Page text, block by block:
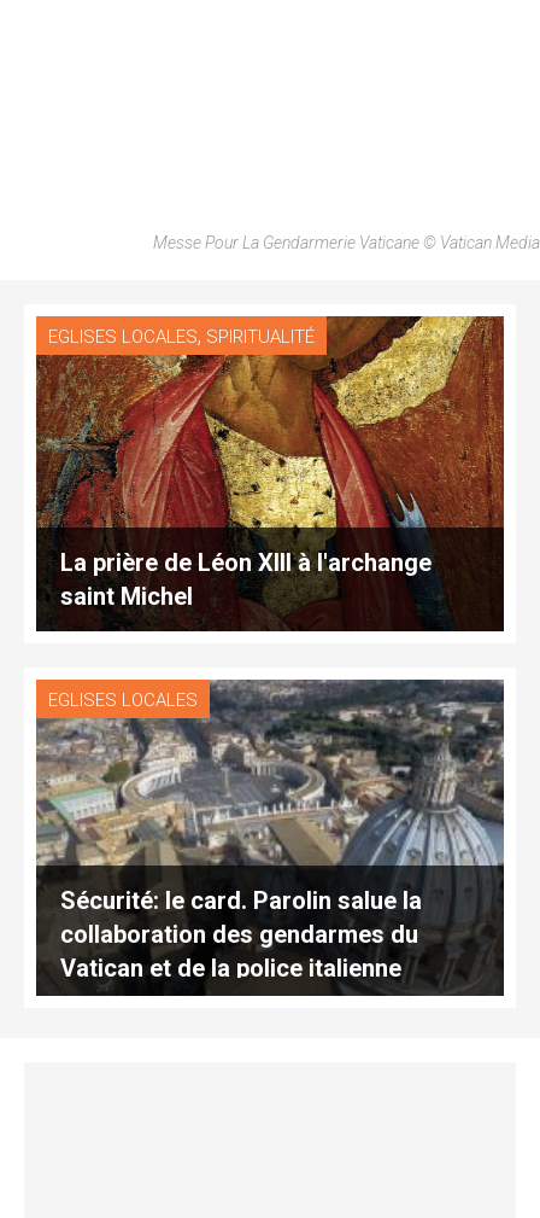
Messe Pour La Gendarmerie Vaticane © Vatican Media
EGLISES LOCALES, SPIRITUALITÉ
La prière de Léon XIII à l'archange
saint Michel
EGLISES LOCALES
Sécurité: le card. Parolin salue la
collaboration des gendarmes du
Vatican et de la police italienne